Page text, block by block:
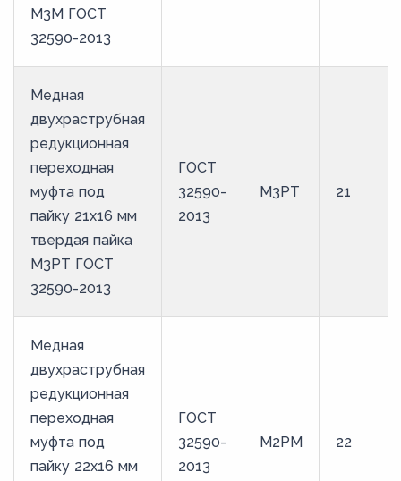
М3М ГОСТ
32590-2013
Медная
двухраструбная
редукционная
переходная
муфта под
пайку 21х16 мм
твердая пайка
М3РТ ГОСТ
32590-2013
ГОСТ
32590-
2013
М3РТ 21
Медная
двухраструбная
редукционная
переходная
муфта под
пайку 22х16 мм
ГОСТ
32590-
2013
М2РМ 22